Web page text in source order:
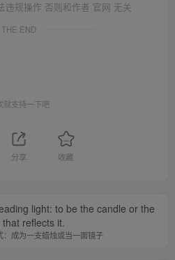
违规操作 否则和作者 官网 无关
THE END
就支持一下吧
分享 收藏
light: to be the candle or the
reflects it.
：成为一支蜡烛或当一面镜子